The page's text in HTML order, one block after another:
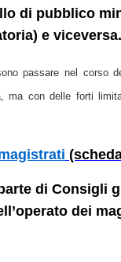
di pubblico
e viceversa.
passare nel corso
ma con delle forti
di Consigli
dei